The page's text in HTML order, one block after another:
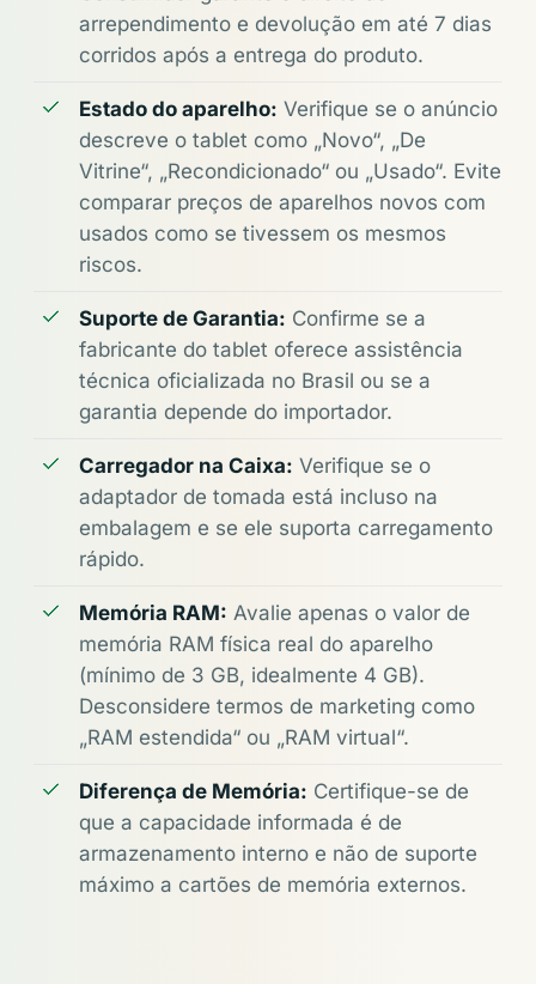
arrependimento e devolução em até 7 dias
corridos após a entrega do produto.
Estado do aparelho: Verifique se o anúncio
descreve o tablet como „Novo“, „De
Vitrine“, „Recondicionado“ ou „Usado“. Evite
comparar preços de aparelhos novos com
usados como se tivessem os mesmos
riscos.
Suporte de Garantia: Confirme se a
fabricante do tablet oferece assistência
técnica oficializada no Brasil ou se a
garantia depende do importador.
Carregador na Caixa: Verifique se o
adaptador de tomada está incluso na
embalagem e se ele suporta carregamento
rápido.
Memória RAM: Avalie apenas o valor de
memória RAM física real do aparelho
(mínimo de 3 GB, idealmente 4 GB).
Desconsidere termos de marketing como
„RAM estendida“ ou „RAM virtual“.
Diferença de Memória: Certifique-se de
que a capacidade informada é de
armazenamento interno e não de suporte
máximo a cartões de memória externos.